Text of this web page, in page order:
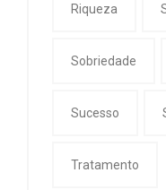
Riqueza
Sobriedade
Sucesso
Tratamento